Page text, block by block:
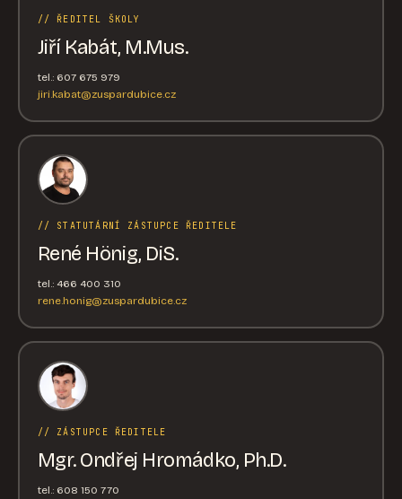
// ŘEDITEL ŠKOLY
Jiří Kabát, M.Mus.
tel.: 607 675 979
jiri.kabat@zuspardubice.cz
// STATUTÁRNÍ ZÁSTUPCE ŘEDITELE
René Hönig, DiS.
tel.: 466 400 310
rene.honig@zuspardubice.cz
// ZÁSTUPCE ŘEDITELE
Mgr. Ondřej Hromádko, Ph.D.
tel.: 608 150 770